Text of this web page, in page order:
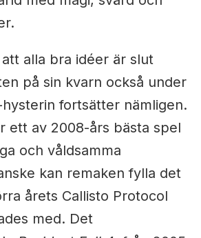
alla bra idéer är slut
på sin kvarn också under
fortsätter nämligen.
ett av 2008-års bästa spel
och våldsamma
kan remaken fylla det
årets Callisto Protocol
med. Det